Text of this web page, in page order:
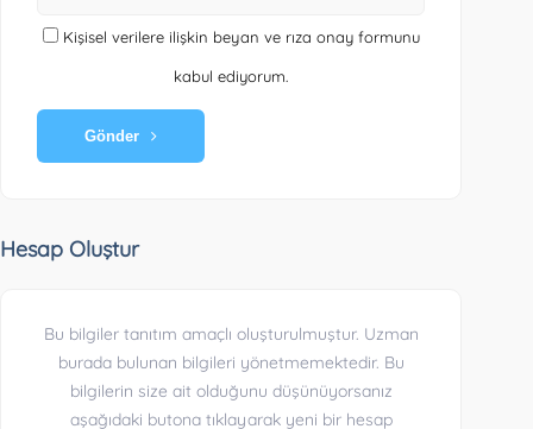
Kişisel verilere ilişkin beyan ve rıza onay formunu
kabul ediyorum.
Gönder
Hesap Oluştur
Bu bilgiler tanıtım amaçlı oluşturulmuştur. Uzman
burada bulunan bilgileri yönetmemektedir. Bu
bilgilerin size ait olduğunu düşünüyorsanız
aşağıdaki butona tıklayarak yeni bir hesap